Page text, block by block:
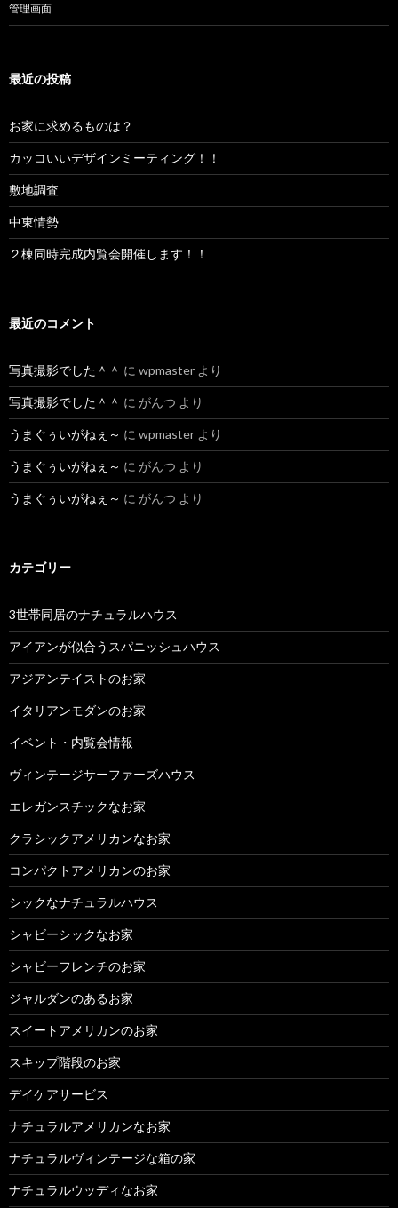
管理画面
最近の投稿
お家に求めるものは？
カッコいいデザインミーティング！！
敷地調査
中東情勢
２棟同時完成内覧会開催します！！
最近のコメント
写真撮影でした＾＾ に wpmaster より
写真撮影でした＾＾ に がんつ より
うまぐぅいがねぇ～ に wpmaster より
うまぐぅいがねぇ～ に がんつ より
うまぐぅいがねぇ～ に がんつ より
カテゴリー
3世帯同居のナチュラルハウス
アイアンが似合うスパニッシュハウス
アジアンテイストのお家
イタリアンモダンのお家
イベント・内覧会情報
ヴィンテージサーファーズハウス
エレガンスチックなお家
クラシックアメリカンなお家
コンパクトアメリカンのお家
シックなナチュラルハウス
シャビーシックなお家
シャビーフレンチのお家
ジャルダンのあるお家
スイートアメリカンのお家
スキップ階段のお家
デイケアサービス
ナチュラルアメリカンなお家
ナチュラルヴィンテージな箱の家
ナチュラルウッディなお家